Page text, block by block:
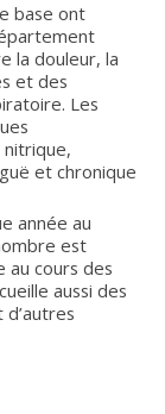
base ont
la douleur, la
et des
Les
nitrique,
et chronique
année au
est
cours des
aussi des